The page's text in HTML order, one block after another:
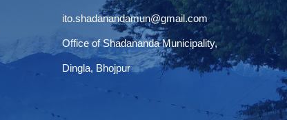
ito.shadanandamun@gmail.com
Office of Shadananda Municipality,
Dingla, Bhojpur